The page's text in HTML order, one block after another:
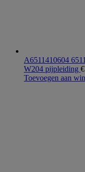
A6511410604
W204 pijpleiding €
Toevoegen aan